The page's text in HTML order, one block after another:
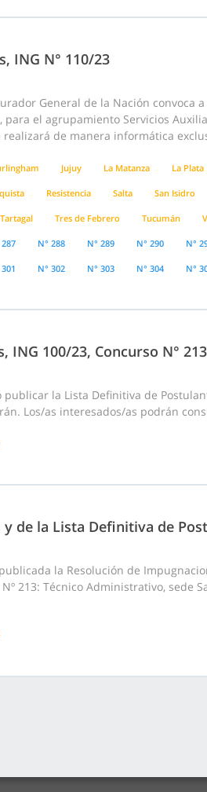
ING N° 110/23
General de la Nación convoca
el agrupamiento Servicios
de manera informática
Jujuy La Matanza La Plata
Resistencia Salta San Isidro
Tartagal Tres de Febrero Tucumán
N° 288 N° 289 N° 290 N°
N° 302 N° 303 N° 304 N°
100/23, Concurso N° 213
la Lista Definitiva de
Los/as interesados/as podrán
de la Lista Definitiva de
la Resolución de
213: Técnico Administrativo, sede